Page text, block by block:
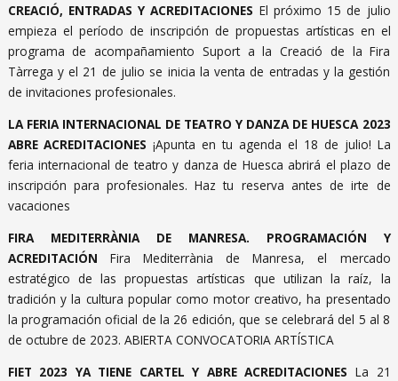
CREACIÓ, ENTRADAS Y ACREDITACIONES El próximo 15 de julio
empieza el período de inscripción de propuestas artísticas en el
programa de acompañamiento Suport a la Creació de la Fira
Tàrrega y el 21 de julio se inicia la venta de entradas y la gestión
de invitaciones profesionales.
LA FERIA INTERNACIONAL DE TEATRO Y DANZA DE HUESCA 2023
ABRE ACREDITACIONES ¡Apunta en tu agenda el 18 de julio! La
feria internacional de teatro y danza de Huesca abrirá el plazo de
inscripción para profesionales. Haz tu reserva antes de irte de
vacaciones
FIRA MEDITERRÀNIA DE MANRESA. PROGRAMACIÓN Y
ACREDITACIÓN Fira Mediterrània de Manresa, el mercado
estratégico de las propuestas artísticas que utilizan la raíz, la
tradición y la cultura popular como motor creativo, ha presentado
la programación oficial de la 26 edición, que se celebrará del 5 al 8
de octubre de 2023. ABIERTA CONVOCATORIA ARTÍSTICA
FIET 2023 YA TIENE CARTEL Y ABRE ACREDITACIONES La 21